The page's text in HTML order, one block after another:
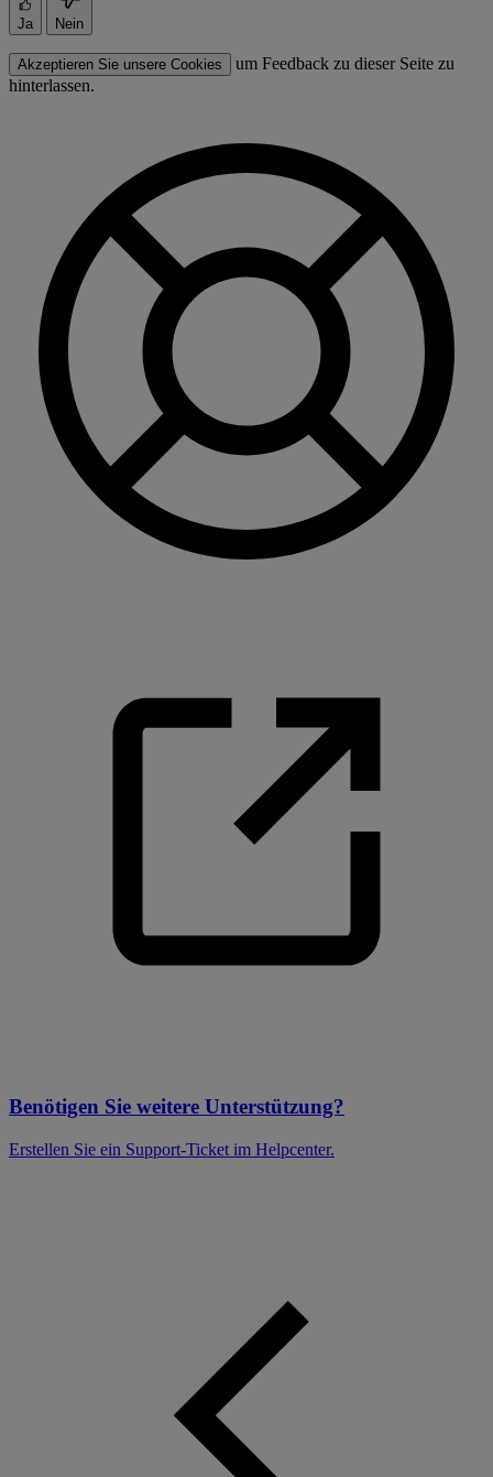
Ja Nein
Akzeptieren Sie unsere Cookies
um Feedback zu dieser Seite zu
hinterlassen.
Benötigen Sie weitere Unterstützung?
Erstellen Sie ein Support-Ticket im Helpcenter.